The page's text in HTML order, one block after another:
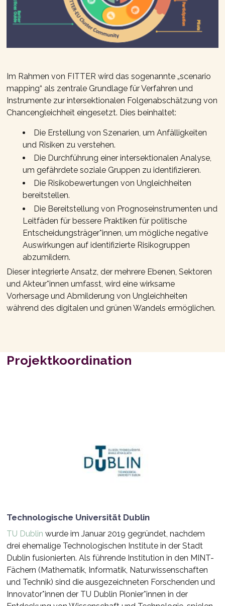
Im Rahmen von FITTER wird das sogenannte „scenario
mapping“ als zentrale Grundlage für Verfahren und
Instrumente zur intersektionalen Folgenabschätzung von
Chancengleichheit eingesetzt. Dies beinhaltet:
Die Erstellung von Szenarien, um Anfälligkeiten
und Risiken zu verstehen.
Die Durchführung einer intersektionalen Analyse,
um gefährdete soziale Gruppen zu identifizieren.
Die Risikobewertungen von Ungleichheiten
bereitstellen.
Die Bereitstellung von Prognoseinstrumenten und
Leitfäden für bessere Praktiken für politische
Entscheidungsträger*innen, um mögliche negative
Auswirkungen auf identifizierte Risikogruppen
abzumildern.
Dieser integrierte Ansatz, der mehrere Ebenen, Sektoren
und Akteur*innen umfasst, wird eine wirksame
Vorhersage und Abmilderung von Ungleichheiten
während des digitalen und grünen Wandels ermöglichen.
Projektkoordination
Technologische Universität Dublin
TU Dublin wurde im Januar 2019 gegründet, nachdem
drei ehemalige Technologischen Institute in der Stadt
Dublin fusionierten. Als führende Institution in den MINT-
Fächern (Mathematik, Informatik, Naturwissenschaften
und Technik) sind die ausgezeichneten Forschenden und
Innovator*innen der TU Dublin Pionier*innen in der